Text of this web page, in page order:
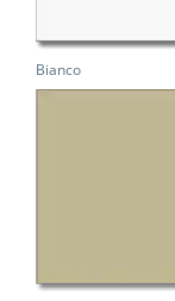
Bianco